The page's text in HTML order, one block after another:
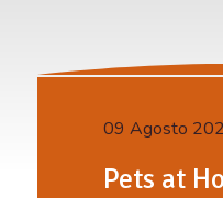
09 Agosto
Pets at